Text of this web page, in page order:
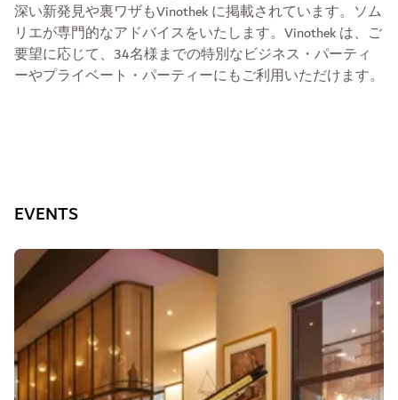
深い新発見や裏ワザもVinothek に掲載されています。ソム
リエが専門的なアドバイスをいたします。Vinothek は、ご
要望に応じて、34名様までの特別なビジネス・パーティ
ーやプライベート・パーティーにもご利用いただけます。
EVENTS
スライド1 2